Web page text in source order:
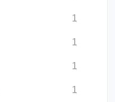
1
1
1
1